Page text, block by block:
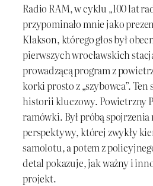
Radio RAM, w cyklu „100 lat
przypominało mnie jako
Klakson, którego głos był
pierwszych wrocławskich
prowadzącą program z
korki prosto z „szybowca”. Ten
historii kluczowy. Powietrzny
ramówki. Był próbą
perspektywy, której zwykły
samolotu, a potem z
detal pokazuje, jak ważny i
projekt.